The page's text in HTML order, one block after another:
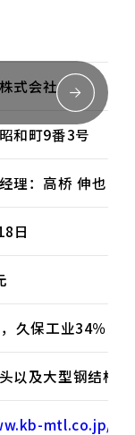
式会社
和町9番3号
理：高桥 伸也
日
久保工业34％
以及大型钢结构
mtl.co.jp/